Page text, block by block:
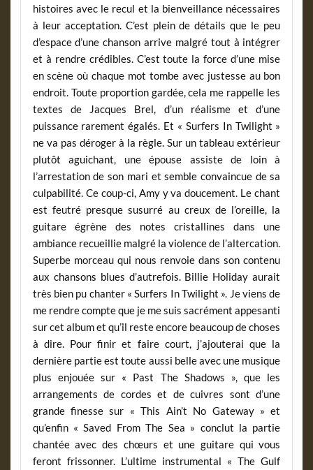
histoires avec le recul et la bienveillance nécessaires
à leur acceptation. C’est plein de détails que le peu
d’espace d’une chanson arrive malgré tout à intégrer
et à rendre crédibles. C’est toute la force d’une mise
en scène où chaque mot tombe avec justesse au bon
endroit. Toute proportion gardée, cela me rappelle les
textes de Jacques Brel, d’un réalisme et d’une
puissance rarement égalés. Et « Surfers In Twilight »
ne va pas déroger à la règle. Sur un tableau extérieur
plutôt aguichant, une épouse assiste de loin à
l’arrestation de son mari et semble convaincue de sa
culpabilité. Ce coup-ci, Amy y va doucement. Le chant
est feutré presque susurré au creux de l’oreille, la
guitare égrène des notes cristallines dans une
ambiance recueillie malgré la violence de l’altercation.
Superbe morceau qui nous renvoie dans son contenu
aux chansons blues d’autrefois. Billie Holiday aurait
très bien pu chanter « Surfers In Twilight ». Je viens de
me rendre compte que je me suis sacrément appesanti
sur cet album et qu’il reste encore beaucoup de choses
à dire. Pour finir et faire court, j’ajouterai que la
dernière partie est toute aussi belle avec une musique
plus enjouée sur « Past The Shadows », que les
arrangements de cordes et de cuivres sont d’une
grande finesse sur « This Ain’t No Gateway » et
qu’enfin « Saved From The Sea » conclut la partie
chantée avec des chœurs et une guitare qui vous
feront frissonner. L’ultime instrumental « The Gulf